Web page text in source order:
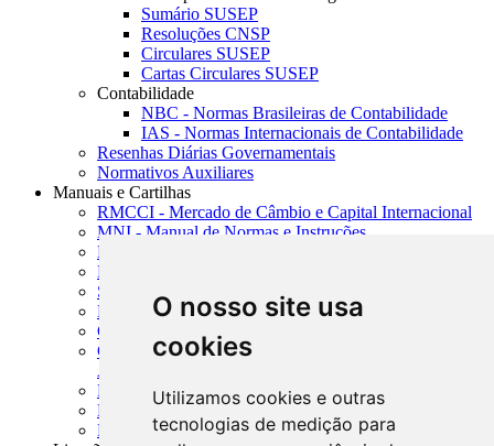
O nosso site usa
cookies
Utilizamos cookies e outras
tecnologias de medição para
Sumário SUSEP
Resoluções CNSP
Circulares SUSEP
Cartas Circulares SUSEP
Contabilidade
NBC - Normas Brasileiras de Contabilidade
IAS - Normas Internacionais de Contabilidade
Resenhas Diárias Governamentais
Normativos Auxiliares
Manuais e Cartilhas
RMCCI - Mercado de Câmbio e Capital Internacional
MNI - Manual de Normas e Instruções
MTVM - Manual de Títulos e Valores Mobiliários
MCR - Manual de Crédito Rural
SISORF - Manual de Organização do SFN
MASUP - Manual de Supervisão Bancária
CADOC - Catálogo de Documentos
CNAE-CONCLA - Classificação Nacional de
Atividades Econômicas
PMF - Cartilhas do BCB
Manuais Auxiliares do BCB e Cosif-e
Resenhas Diárias Governamentais